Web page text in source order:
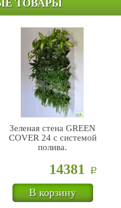
ТОВАРЫ
Зеленая стена GREEN
COVER 24 с системой
полива.
14381 Р
В корзину